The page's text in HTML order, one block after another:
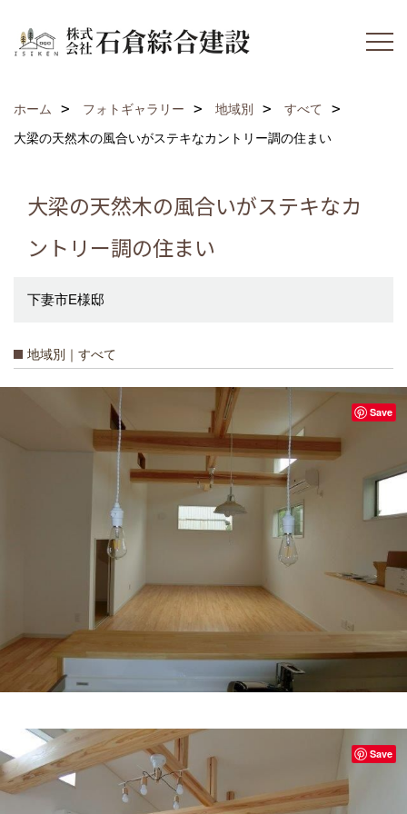
ホーム フォトギャラリー 地域別
すべて
大梁の天然木の風合いがステキなカントリー調の住まい
大梁の天然木の風合いがステキなカ
ントリー調の住まい
下妻市E様邸
地域別｜すべて
Save
Save